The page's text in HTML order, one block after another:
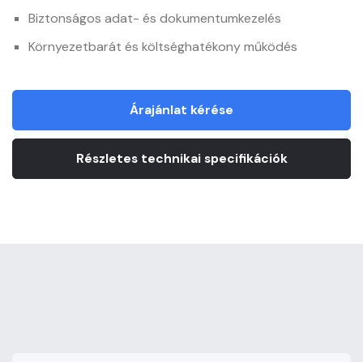
Biztonságos adat- és dokumentumkezelés
Környezetbarát és költséghatékony működés
Árajánlat kérése
Részletes technikai specifikációk